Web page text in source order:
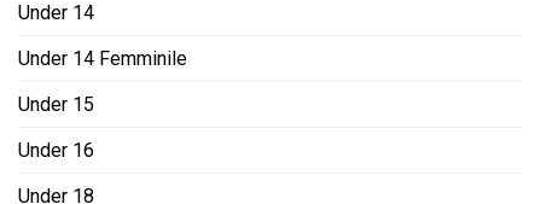
Under 14
Under 14 Femminile
Under 15
Under 16
Under 18